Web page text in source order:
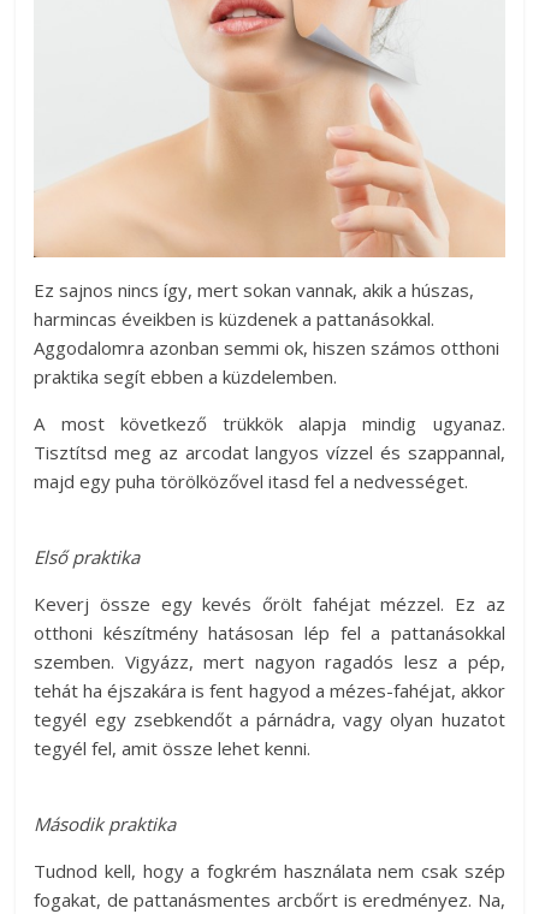
Ez sajnos nincs így, mert sokan vannak, akik a húszas,
harmincas éveikben is küzdenek a pattanásokkal.
Aggodalomra azonban semmi ok, hiszen számos otthoni
praktika segít ebben a küzdelemben.
A most következő trükkök alapja mindig ugyanaz.
Tisztítsd meg az arcodat langyos vízzel és szappannal,
majd egy puha törölközővel itasd fel a nedvességet.
Első praktika
Keverj össze egy kevés őrölt fahéjat mézzel. Ez az
otthoni készítmény hatásosan lép fel a pattanásokkal
szemben. Vigyázz, mert nagyon ragadós lesz a pép,
tehát ha éjszakára is fent hagyod a mézes-fahéjat, akkor
tegyél egy zsebkendőt a párnádra, vagy olyan huzatot
tegyél fel, amit össze lehet kenni.
Második praktika
Tudnod kell, hogy a fogkrém használata nem csak szép
fogakat, de pattanásmentes arcbőrt is eredményez. Na,